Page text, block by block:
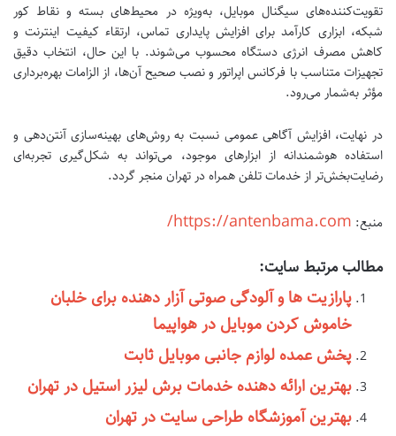
تقویت‌کننده‌های سیگنال موبایل، به‌ویژه در محیط‌های بسته و نقاط کور
شبکه، ابزاری کارآمد برای افزایش پایداری تماس، ارتقاء کیفیت اینترنت و
کاهش مصرف انرژی دستگاه محسوب می‌شوند. با این حال، انتخاب دقیق
تجهیزات متناسب با فرکانس اپراتور و نصب صحیح آن‌ها، از الزامات بهره‌برداری
مؤثر به‌شمار می‌رود.
در نهایت، افزایش آگاهی عمومی نسبت به روش‌های بهینه‌سازی آنتن‌دهی و
استفاده هوشمندانه از ابزارهای موجود، می‌تواند به شکل‌گیری تجربه‌ای
رضایت‌بخش‌تر از خدمات تلفن همراه در تهران منجر گردد.
منبع: https://antenbama.com/
مطالب مرتبط سایت:
پارازیت ها و آلودگی صوتی آزار دهنده برای خلبان
خاموش کردن موبایل در هواپیما
پخش عمده لوازم جانبی موبایل ثابت
بهترین ارائه دهنده خدمات برش لیزر استیل در تهران
بهترین آموزشگاه طراحی سایت در تهران